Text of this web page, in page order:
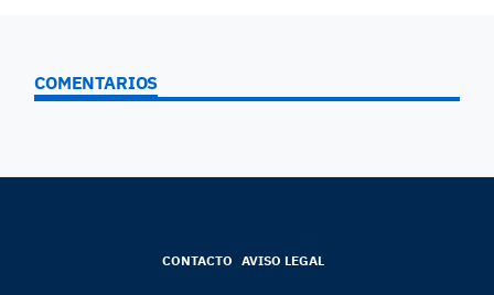
COMENTARIOS
CONTACTO AVISO LEGAL